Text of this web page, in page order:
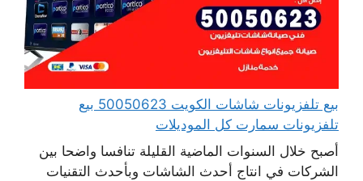
بيع تلفزيونات شاشات الكويت 50050623 بيع
تلفزيونات سمارت كل الموديلات
أصبح خلال السنوات الماضية القليلة تنافسا واضحا بين
الشركات في انتاج أحدث الشاشات وبأحدث التقنيات